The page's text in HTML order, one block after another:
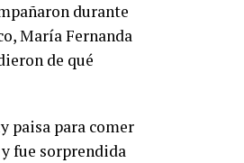
durante
María Fernanda
de qué
paisa para comer
fue sorprendida